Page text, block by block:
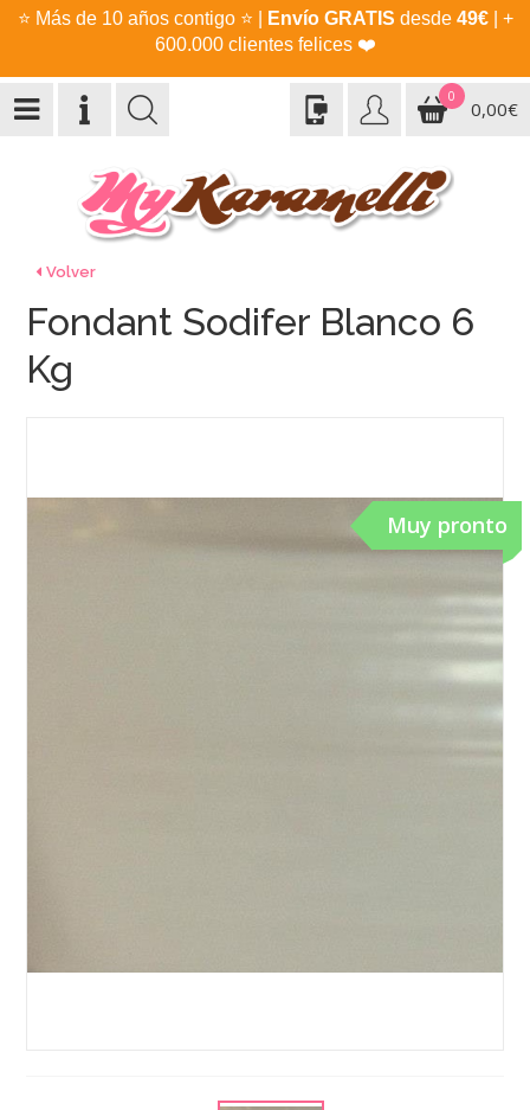
⭐ Más de 10 años contigo ⭐ Envío GRATIS desde 49€| +
600.000 clientes felices ❤️
0
0,00€
Volver
Muy pronto
Fondant Sodifer Blanco 6
Kg